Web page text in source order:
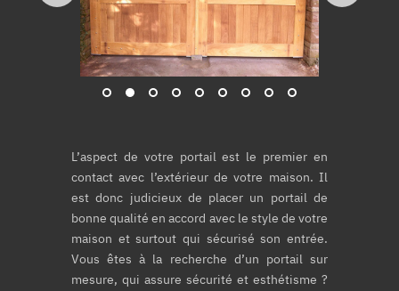
L’aspect de votre portail est le premier en
contact avec l’extérieur de votre maison. Il
est donc judicieux de placer un portail de
bonne qualité en accord avec le style de votre
maison et surtout qui sécurisé son entrée.
Vous êtes à la recherche d’un portail sur
mesure, qui assure sécurité et esthétisme ?